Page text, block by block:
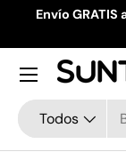
Envío
Buscar
Tipo de producto
Todos
Menú